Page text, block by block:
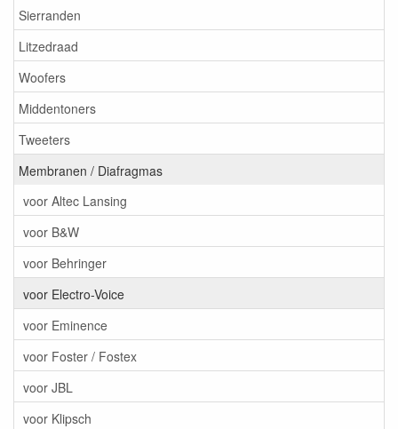
Sierranden
Litzedraad
Woofers
Middentoners
Tweeters
Membranen / Diafragmas
voor Altec Lansing
voor B&W
voor Behringer
voor Electro-Voice
voor Eminence
voor Foster / Fostex
voor JBL
voor Klipsch